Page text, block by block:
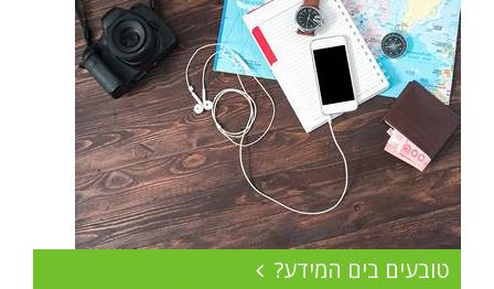
טובעים בים המידע?